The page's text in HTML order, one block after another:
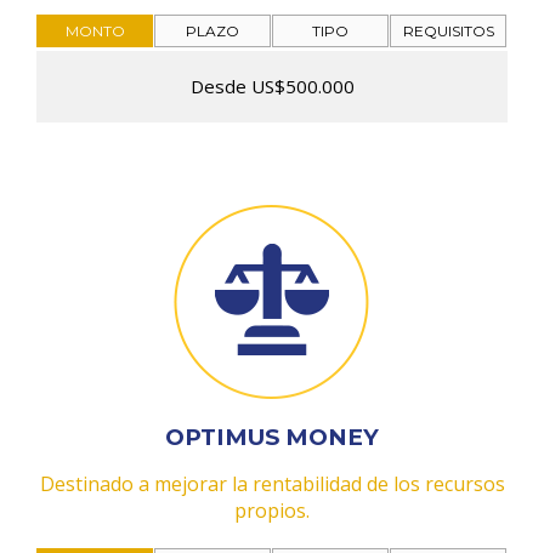
MONTO PLAZO TIPO REQUISITOS
Desde US$500.000
OPTIMUS MONEY
Destinado a mejorar la rentabilidad de los recursos
propios.